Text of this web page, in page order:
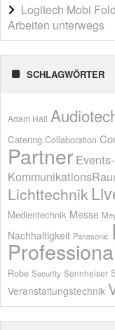
Logitech Mobi
Arbeiten unterwegs
SCHLAGWÖRTER
Adam Hall
Catering Collaboration
Partner
Lichttechnik
Medientechnik Messe
Nachhaltigkeit Panasonic
Robe Security Sennheiser
Veranstaltungstechnik